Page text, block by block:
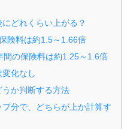
どれくらい上がる？
険料は約1.5～1.66倍
間の保険料は約1.25～1.6倍
化なし
か判断する方法
分で、どちらが上か計算す